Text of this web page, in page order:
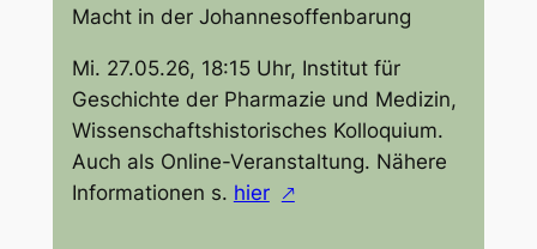
Macht in der Johannesoffenbarung
Mi. 27.05.26, 18:15 Uhr, Institut für
Geschichte der Pharmazie und Medizin,
Wissenschaftshistorisches Kolloquium.
Auch als Online-Veranstaltung. Nähere
Informationen s. hier